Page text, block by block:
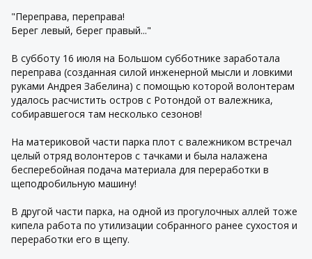
"Переправа, переправа!
Берег левый, берег правый..."
В субботу 16 июля на Большом субботнике заработала
переправа (созданная силой инженерной мысли и ловкими
руками Андрея Забелина) с помощью которой волонтерам
удалось расчистить остров с Ротондой от валежника,
собиравшегося там несколько сезонов!
На материковой части парка плот с валежником встречал
целый отряд волонтеров с тачками и была налажена
бесперебойная подача материала для переработки в
щеподробильную машину!
В другой части парка, на одной из прогулочных аллей тоже
кипела работа по утилизации собранного ранее сухостоя и
переработки его в щепу.